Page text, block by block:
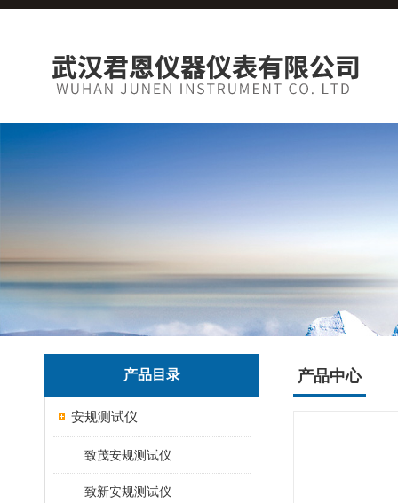
产品目录
安规测试仪
致茂安规测试仪
致新安规测试仪
产品中心